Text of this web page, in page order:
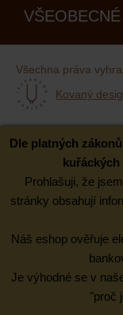
Všechna práva
Kovaný
Dle platných
kuřáckých
Prohlašuji, že
stránky obsahují
Náš eshop ověřuje
Je výhodné se v
"proč